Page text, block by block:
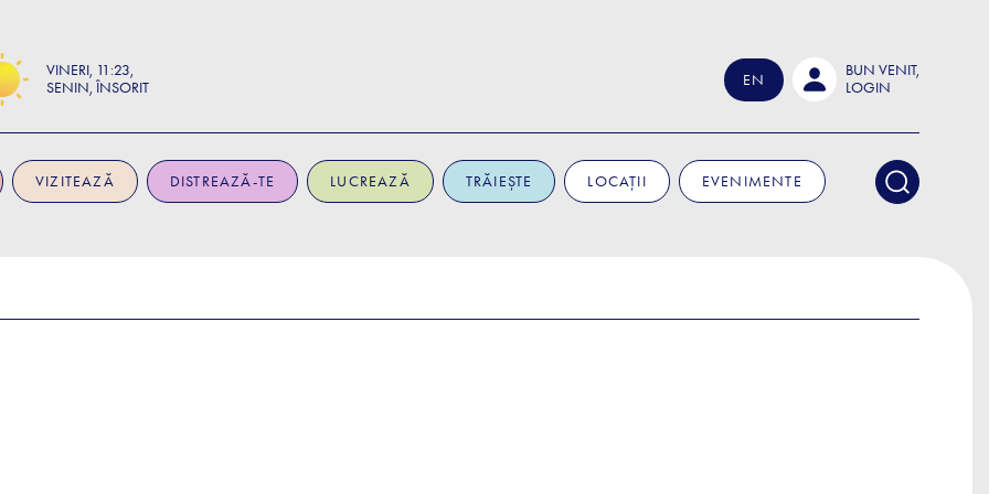
VINERI 11:23
SENIN, ÎNSORIT
EN
BUN VENIT,
LOGIN
VIZITEAZĂ DISTREAZĂ-TE LUCREAZĂ TRĂIEȘTE LOCAȚII EVENIMENTE